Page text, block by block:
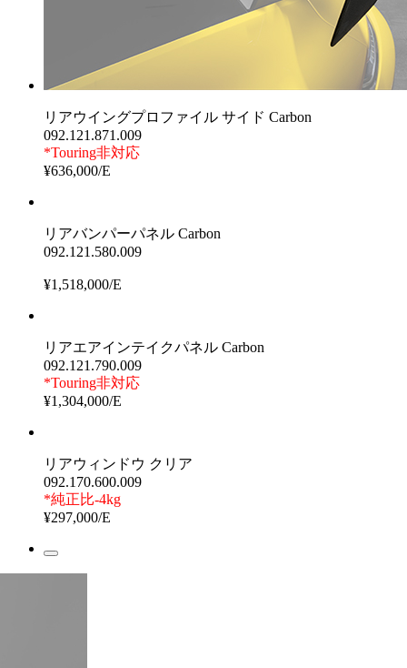
リアウイングプロファイル サイド Carbon
092.121.871.009
*Touring非対応
¥636,000/E
リアバンパーパネル Carbon
092.121.580.009
¥1,518,000/E
リアエアインテイクパネル Carbon
092.121.790.009
*Touring非対応
¥1,304,000/E
リアウィンドウ クリア
092.170.600.009
*純正比-4kg
¥297,000/E